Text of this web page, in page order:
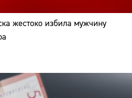
жестоко избила мужчину